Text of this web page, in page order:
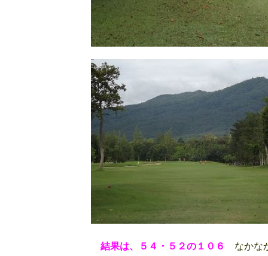
結果は、５４・５２の１０６
なかな